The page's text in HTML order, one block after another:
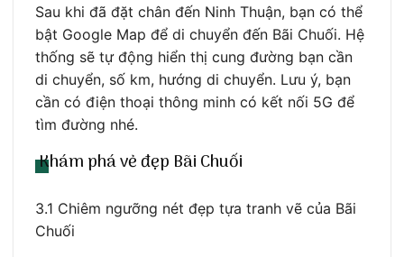
Sau khi đã đặt chân đến Ninh Thuận, bạn có thể
bật Google Map để di chuyển đến Bãi Chuối. Hệ
thống sẽ tự động hiển thị cung đường bạn cần
di chuyển, số km, hướng di chuyển. Lưu ý, bạn
cần có điện thoại thông minh có kết nối 5G để
tìm đường nhé.
Khám phá vẻ đẹp Bãi Chuối
3.1 Chiêm ngưỡng nét đẹp tựa tranh vẽ của Bãi
Chuối